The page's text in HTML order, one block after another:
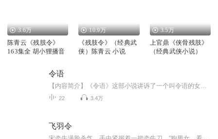
3.6万
陈青云《残肢令》
163集全 胡小狸播音
10.9万
《残肢令》（经典武
侠）陈青云 小说
3.5万
上官鼎《侠骨残肢》
（经典武侠小说）
令语
22 3.4万
飞羽令